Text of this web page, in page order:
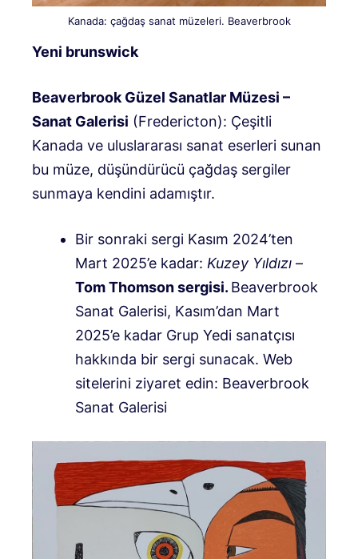
Kanada: çağdaş sanat müzeleri. Beaverbrook
Yeni brunswick
Beaverbrook Güzel Sanatlar Müzesi –
Sanat Galerisi (Fredericton): Çeşitli
Kanada ve uluslararası sanat eserleri sunan
bu müze, düşündürücü çağdaş sergiler
sunmaya kendini adamıştır.
Bir sonraki sergi Kasım 2024’ten
Mart 2025’e kadar: Kuzey Yıldızı –
Tom Thomson sergisi. Beaverbrook
Sanat Galerisi, Kasım’dan Mart
2025’e kadar Grup Yedi sanatçısı
hakkında bir sergi sunacak. Web
sitelerini ziyaret edin: Beaverbrook
Sanat Galerisi